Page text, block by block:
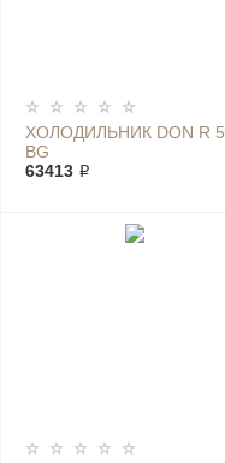
ХОЛОДИЛЬНИК DON R
BG
63413 ₽